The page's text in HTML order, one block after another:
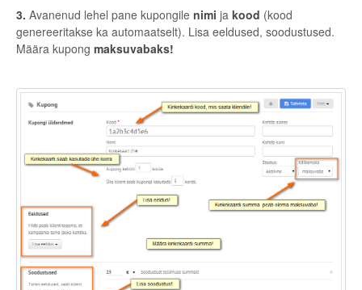
3. Avanenud lehel pane kupongile nimi ja kood (kood
genereeritakse ka automaatselt). Lisa eeldused, soodustused.
Määra kupong maksuvabaks!